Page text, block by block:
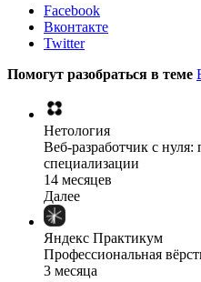
Facebook
Вконтакте
Twitter
Помогут разобраться в теме
Нетология
Веб-разработчик с
специализации
14 месяцев
Далее
Яндекс Практикум
Профессиональная
3 месяца